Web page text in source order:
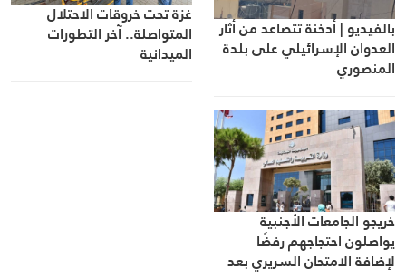
بالفيديو | أدخنة تتصاعد من أثار
العدوان الإسرائيلي على بلدة
المنصوري
غزة تحت خروقات الاحتلال
المتواصلة.. آخر التطورات
الميدانية
خريجو الجامعات الأجنبية
يواصلون احتجاجهم رفضًا
لإضافة الامتحان السريري بعد